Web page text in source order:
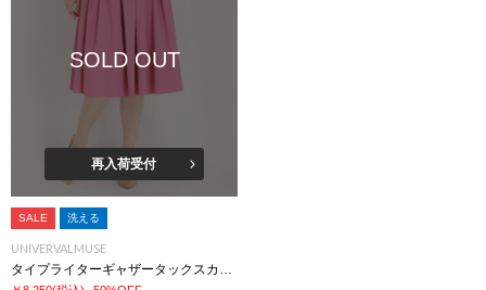
SOLD OUT
再入荷受付
SALE 洗える
UNIVERVALMUSE